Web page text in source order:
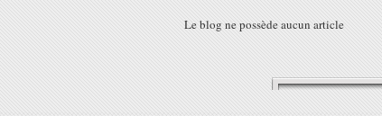
Le blog ne possède aucun article